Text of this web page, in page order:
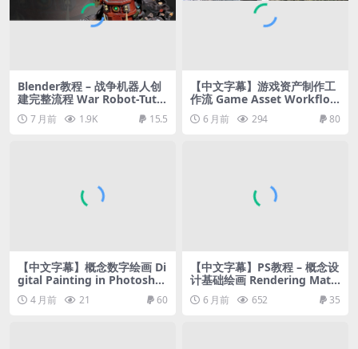
Blender教程 – 战争机器人创
建完整流程 War Robot-Tuto
rial Full Process
7 月前 1.9K 15.5
【中文字幕】游戏资产制作工
作流 Game Asset Workflo
w: A Complete Blender Gui
de6 月前 294 80
【中文字幕】概念数字绘画 Di
gital Painting in Photosho
p 4 月前 21 60
【中文字幕】PS教程 – 概念设
计基础绘画 Rendering Matt
e Surfaces: Volume 1
6 月前 652 35